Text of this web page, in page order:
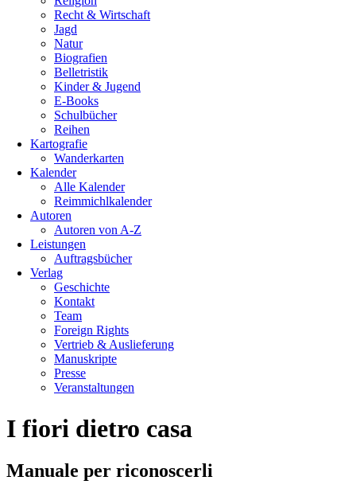
Recht & Wirtschaft
Jagd
Natur
Biografien
Belletristik
Kinder & Jugend
E-Books
Schulbücher
Reihen
Kartografie
Wanderkarten
Kalender
Alle Kalender
Reimmichlkalender
Autoren
Autoren von A-Z
Leistungen
Auftragsbücher
Verlag
Geschichte
Kontakt
Team
Foreign Rights
Vertrieb & Auslieferung
Manuskripte
Presse
Veranstaltungen
I fiori dietro casa
Manuale per riconoscerli